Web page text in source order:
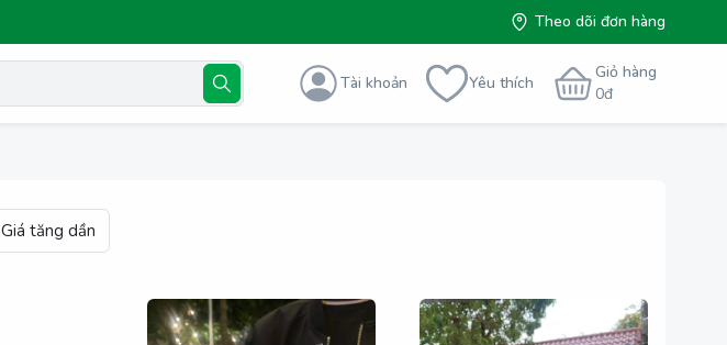
Theo dõi đơn hàng
Tài khoản Yêu thích
Giỏ hàng
0đ
Giá tăng dần